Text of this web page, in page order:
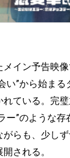
メイン予告映
い”から始ま
ている。完
ー”のような
らも、少し
される。